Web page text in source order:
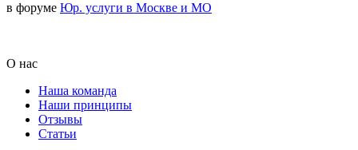
в форуме Юр. услуги в Москве и МО
О нас
Наша команда
Наши принципы
Отзывы
Статьи